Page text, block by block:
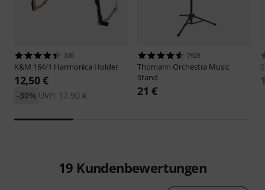
330
K&M 164/1 Harmonica Holder
12,50 €
UVP: 17,90 €
-30%
7928
Thomann Orchestra Music
Stand
21 €
19 Kundenbewertungen